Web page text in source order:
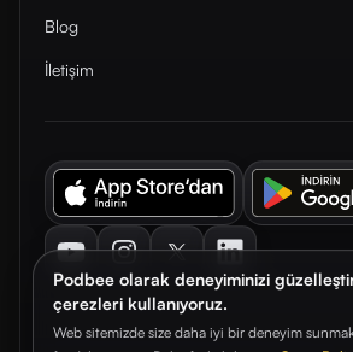
Podbee olarak deneyiminizi
çerezleri kullanıyoruz.
Web sitemizde size daha iyi bir deneyim
Blog
İletişim